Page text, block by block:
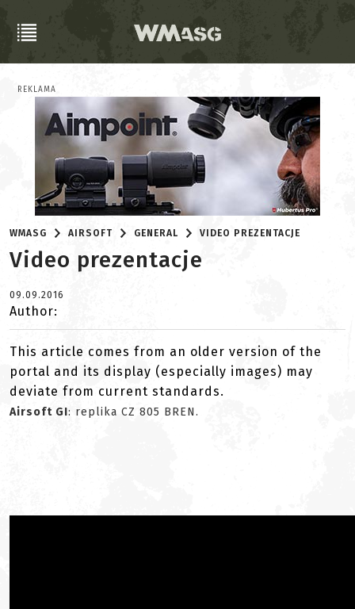
REKLAMA
WMASG AIRSOFT GENERAL VIDEO PREZENTACJE
Video prezentacje
09.09.2016
Author:
This article comes from an older version of the
portal and its display (especially images) may
deviate from current standards.
Airsoft GI: replika CZ 805 BREN.